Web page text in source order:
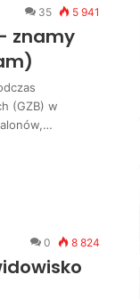
35 5 941
znamy
(GZB) w
0 8 824